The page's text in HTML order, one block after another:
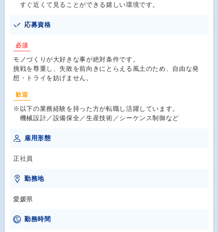
すぐ近くて見ることができる嬉しい環境です。
応募資格
必須
モノづくりが大好きな事が絶対条件です。
挑戦を尊重し、失敗を前向きにとらえる風土のため、自由な発
想・トライを妨げません。
歓迎
※以下の業務経験を持った方が転職し活躍しています。
機械設計／設備保全／生産技術／シーケンス制御など
雇用形態
正社員
勤務地
愛媛県
勤務時間